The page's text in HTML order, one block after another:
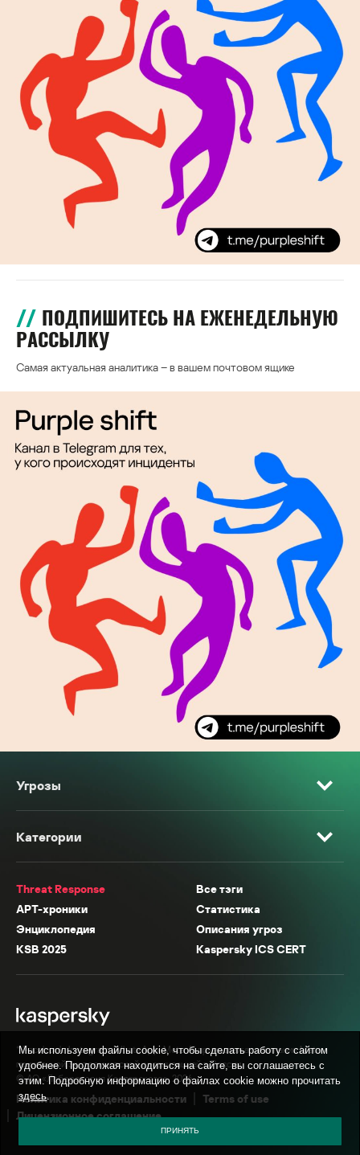
ПОДПИШИТЕСЬ НА ЕЖЕНЕДЕЛЬНУЮ
РАССЫЛКУ
Самая актуальная аналитика – в вашем почтовом ящике
Угрозы
Категории
Threat Response
Все тэги
APT-хроники
Статистика
Энциклопедия
Описания угроз
KSB 2025
Kaspersky ICS CERT
* Facebook, Instagram, WhatsApp, Meta AI принадлежат компании Meta,
признанной экстремистской организацией в России.
© АО «Лаборатория Касперского», 2026.
Политика конфиденциальности
Terms of use
Лицензионное соглашение
Мы используем файлы cookie, чтобы сделать работу с сайтом
удобнее. Продолжая находиться на сайте, вы соглашаетесь с
этим. Подробную информацию о файлах cookie можно прочитать
здесь.
ПРИНЯТЬ